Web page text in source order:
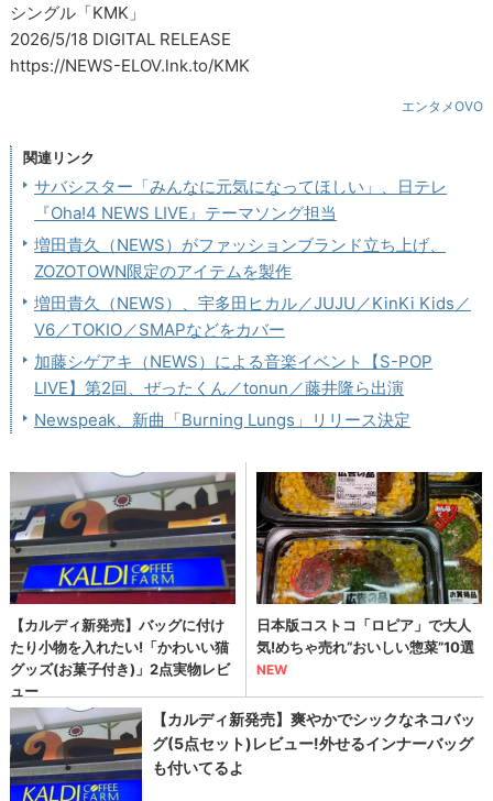
シングル「KMK」
2026/5/18 DIGITAL RELEASE
https://NEWS-ELOV.lnk.to/KMK
エンタメOVO
関連リンク
サバシスター「みんなに元気になってほしい」、日テレ
『Oha!4 NEWS LIVE』テーマソング担当
増田貴久（NEWS）がファッションブランド立ち上げ、
ZOZOTOWN限定のアイテムを製作
増田貴久（NEWS）、宇多田ヒカル／JUJU／KinKi Kids／
V6／TOKIO／SMAPなどをカバー
加藤シゲアキ（NEWS）による音楽イベント【S-POP
LIVE】第2回、ぜったくん／tonun／藤井隆ら出演
Newspeak、新曲「Burning Lungs」リリース決定